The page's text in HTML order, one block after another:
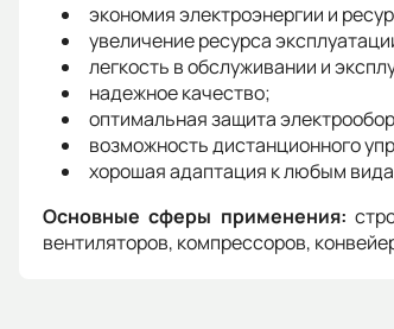
экономия электроэнергии и
увеличение ресурса
легкость в обслуживании и
надежное качество;
оптимальная защита
возможность дистанционного
хорошая адаптация к любым
Основные сферы применения:
вентиляторов, компрессоров,